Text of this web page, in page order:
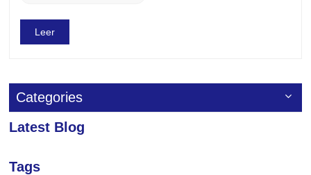
Leer
Categories
Latest Blog
Tags